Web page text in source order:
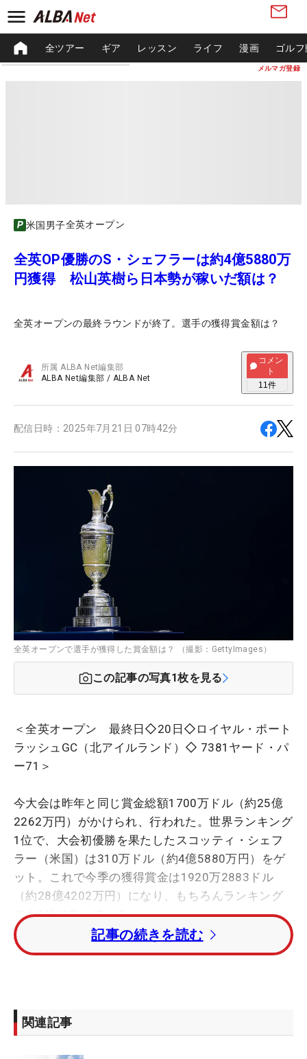
メルマガ登録
全ツアー ギア レッスン ライフ 漫画 ゴル
米国男子全英オープン
全英OP優勝のS・シェフラーは約4億5880万
円獲得 松山英樹ら日本勢が稼いだ額は？
全英オープンの最終ラウンドが終了。選手の獲得賞金額は？
所属ALBA Net編集部
ALBA Net編集部 / ALBA Net
コメン
ト
11件
配信日時： 2025年7月21日 07時42分
全英オープンで選手が獲得した賞金額は？ （撮影：GettyImages）
この記事の写真1枚を見る
＜全英オープン 最終日◇20日◇ロイヤル・ポート
ラッシュGC（北アイルランド）◇ 7381ヤード・パ
ー71＞
今大会は昨年と同じ賞金総額1700万ドル（約25億
2262万円）がかけられ、行われた。世界ランキング
1位で、大会初優勝を果たしたスコッティ・シェフ
ラー（米国）は310万ドル（約4億5880万円）をゲ
ット。これで今季の獲得賞金は1920万2883ドル
（約28億4202万円）になり、もちろんランキング
でも1位に立っている。
2位のハリス・イングリッシュ（米国）は175万
億6694万円）と、日本円にして億超えの報酬を得
た。
記事の続きを読む
関連記事